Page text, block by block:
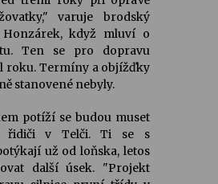
varuje brodský
když mluví o
Ten se pro dopravu
roku. Termíny a objížďky
stanovené nebyly.
potíží se budou muset
řidiči v Telči. Ti se s
už od loňska, letos
další úsek. "Projekt